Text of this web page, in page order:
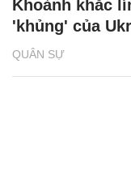
QUÂN SỰ
Khoảnh khắc
'khủng' của